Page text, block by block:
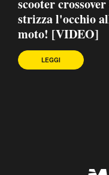
scooter crossover
strizza l'occhio
moto! [VIDEO]
LEGGI